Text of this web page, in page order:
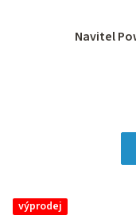
Navitel
výprodej